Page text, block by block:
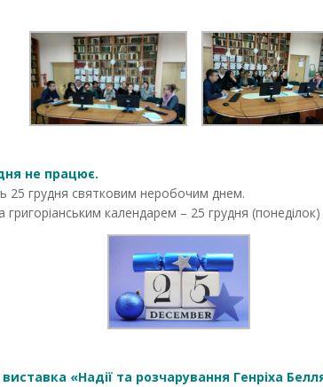
не працює.
25 грудня святковим неробочим днем.
календарем – 25 грудня
виставка «Надії та розчарування Генріха